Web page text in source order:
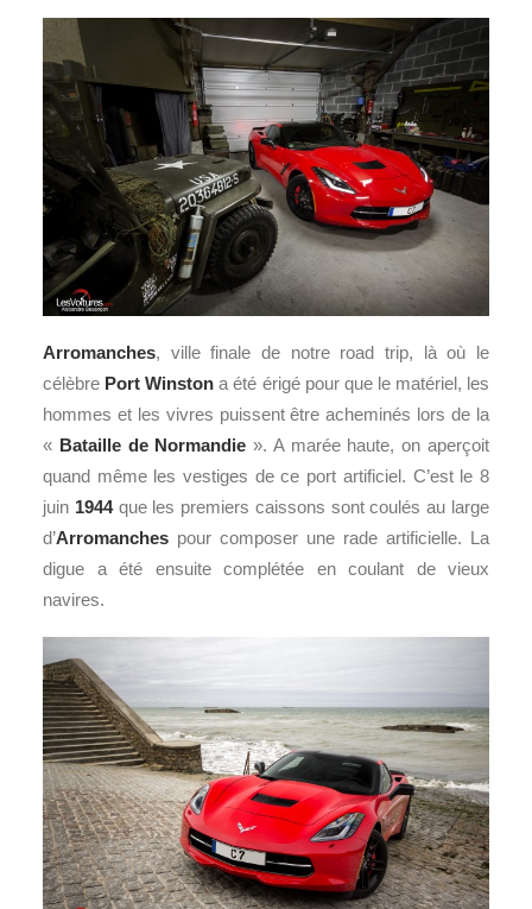
Arromanches, ville finale de notre road trip, là où le
célèbre Port Winston a été érigé pour que le matériel, les
hommes et les vivres puissent être acheminés lors de la
« Bataille de Normandie ». A marée haute, on aperçoit
quand même les vestiges de ce port artificiel. C’est le 8
juin 1944que les premiers caissons sont coulés au large
d’Arromanches pour composer une rade artificielle. La
digue a été ensuite complétée en coulant de vieux
navires.